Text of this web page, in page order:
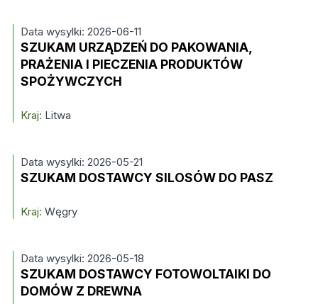
Data wysylki: 2026-06-11
SZUKAM URZĄDZEŃ DO PAKOWANIA,
PRAŻENIA I PIECZENIA PRODUKTÓW
SPOŻYWCZYCH
Kraj: Litwa
Data wysylki: 2026-05-21
SZUKAM DOSTAWCY SILOSÓW DO PASZ
Kraj: Węgry
Data wysylki: 2026-05-18
SZUKAM DOSTAWCY FOTOWOLTAIKI DO
DOMÓW Z DREWNA